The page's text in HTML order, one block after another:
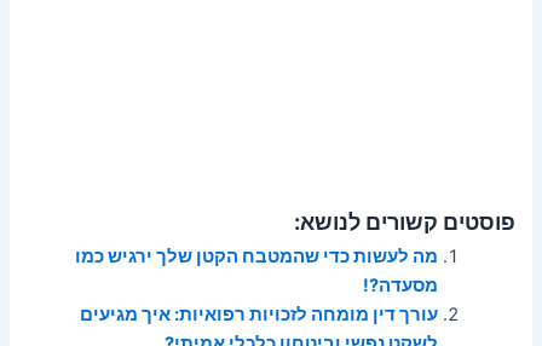
פוסטים קשורים לנושא:
מה לעשות כדי שהמטבח הקטן שלך ירגיש כמו
מסעדה?!
עורך דין מומחה לזכויות רפואיות: איך מגיעים